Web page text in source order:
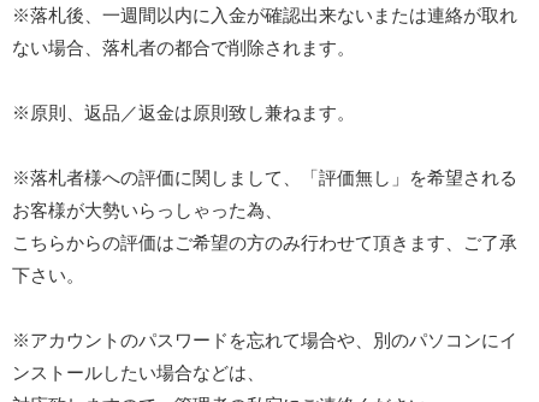
※落札後、一週間以内に入金が確認出来ないまたは連絡が取れ
ない場合、落札者の都合で削除されます。
※原則、返品／返金は原則致し兼ねます。
※落札者様への評価に関しまして、「評価無し」を希望される
お客様が大勢いらっしゃった為、
こちらからの評価はご希望の方のみ行わせて頂きます、ご了承
下さい。
※アカウントのパスワードを忘れて場合や、別のパソコンにイ
ンストールしたい場合などは、